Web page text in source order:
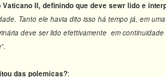
II, definindo que deve sewr lido e
Tanto ele havia dito isso há tempo já, em
deve ser lido efettivamente em
”.
das polemicas?: